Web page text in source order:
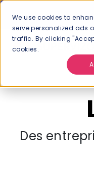
We use cookies to
serve personalized ads
traffic. By clicking
cookies.
Des